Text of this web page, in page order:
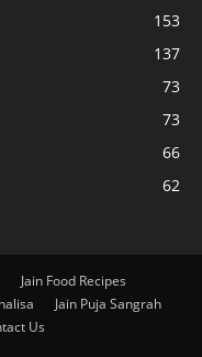
153
137
73
73
66
62
Jain Food Recipes
Jain Puja Sangrah
Us